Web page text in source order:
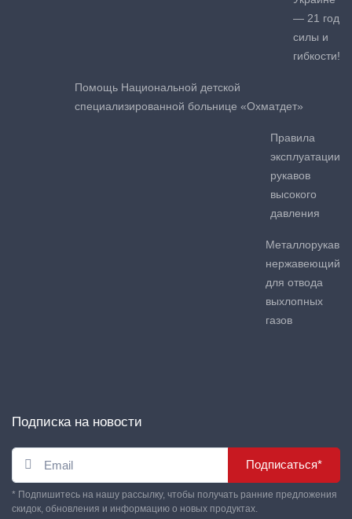
— 21 год
силы и
гибкости!
Помощь Национальной детской
специализированной больнице «Охматдет»
Правила
эксплуатации
рукавов
высокого
давления
Металлорукав
нержавеющий
для отвода
выхлопных
газов
Подписка на новости
Подписаться*
* Подпишитесь на нашу рассылку, чтобы получать ранние предложения
скидок, обновления и информацию о новых продуктах.